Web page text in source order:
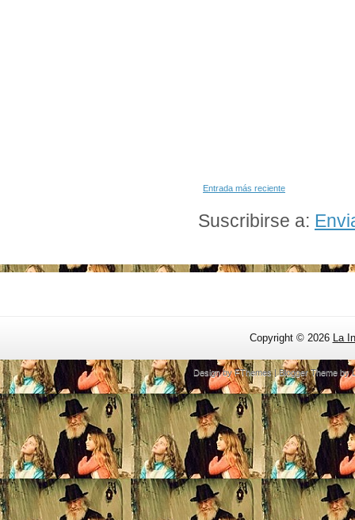
Entrada más reciente
Suscribirse a:
Copyright © 2026 La
Design byFThemes| Blogger Theme by